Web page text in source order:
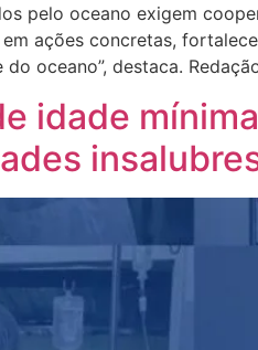
pelo oceano exigem
ações concretas,
oceano”, destaca.
idade